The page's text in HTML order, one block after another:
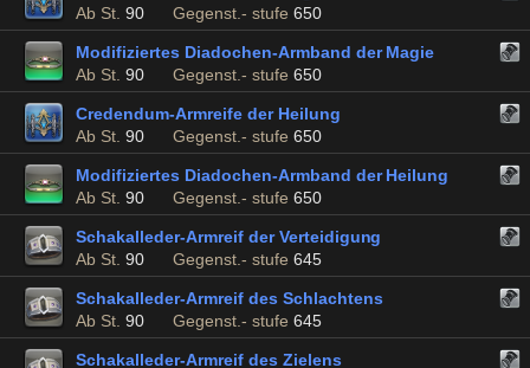
Ab St. 90 Gegenst.- stufe 650
Modifiziertes Diadochen-Armband der Magie
Ab St. 90 Gegenst.- stufe 650
Credendum-Armreife der Heilung
Ab St. 90 Gegenst.- stufe 650
Modifiziertes Diadochen-Armband der Heilung
Ab St. 90 Gegenst.- stufe 650
Schakalleder-Armreif der Verteidigung
Ab St. 90 Gegenst.- stufe 645
Schakalleder-Armreif des Schlachtens
Ab St. 90 Gegenst.- stufe 645
Schakalleder-Armreif des Zielens